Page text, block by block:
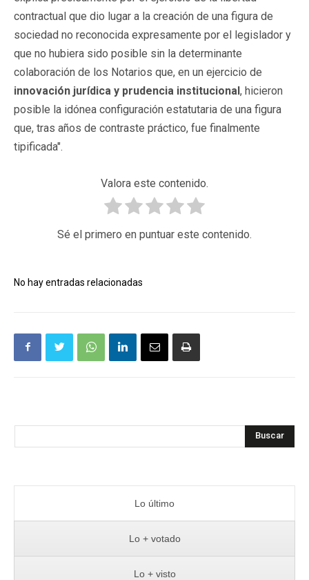
contractual que dio lugar a la creación de una figura de
sociedad no reconocida expresamente por el legislador y
que no hubiera sido posible sin la determinante
colaboración de los Notarios que, en un ejercicio de
innovación jurídica y prudencia institucional, hicieron
posible la idónea configuración estatutaria de una figura
que, tras años de contraste práctico, fue finalmente
tipificada".
Valora este contenido.
Sé el primero en puntuar este contenido.
No hay entradas relacionadas
Buscar
Lo último
Lo + votado
Lo + visto